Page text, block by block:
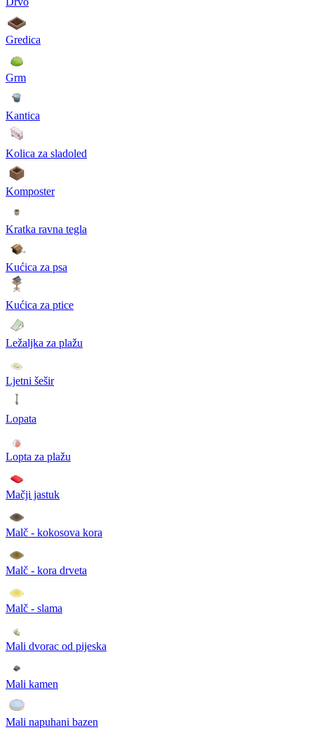
Gredica
Grm
Kantica
Kolica za sladoled
Komposter
Kratka ravna tegla
Kućica za psa
Kućica za ptice
Ležaljka za plažu
Ljetni šešir
Lopata
Lopta za plažu
Mačji jastuk
Malč - kokosova kora
Malč - kora drveta
Malč - slama
Mali dvorac od pijeska
Mali kamen
Mali napuhani bazen